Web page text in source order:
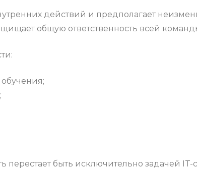
действий и предполагает
общую ответственность всей
перестает быть исключительно задачей IT-